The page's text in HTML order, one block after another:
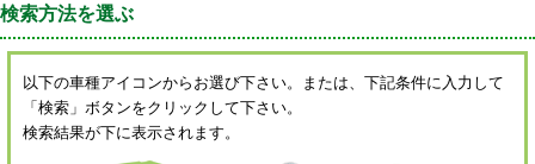
検索方法を選ぶ
以下の車種アイコンからお選び下さい。または、下記条件に入力して
「検索」ボタンをクリックして下さい。
検索結果が下に表示されます。